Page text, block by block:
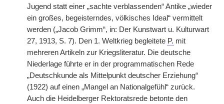
Jugend statt einer „sachte verblassenden“ Antike „wieder
ein großes, begeisterndes, völkisches Ideal“ vermittelt
werden („Jacob Grimm“, in: Der Kunstwart u. Kulturwart
27, 1913, S. 7). Den 1. Weltkrieg begleitete P. mit
mehreren Artikeln zur Kriegsliteratur. Die deutsche
Niederlage führte er in der programmatischen Rede
„Deutschkunde als Mittelpunkt deutscher Erziehung“
(1922) auf einen „Mangel an Nationalgefühl“ zurück.
Auch die Heidelberger Rektoratsrede betonte den